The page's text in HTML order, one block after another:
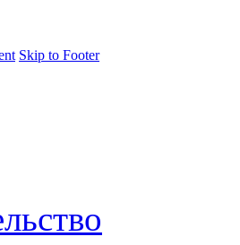
Skip to Footer